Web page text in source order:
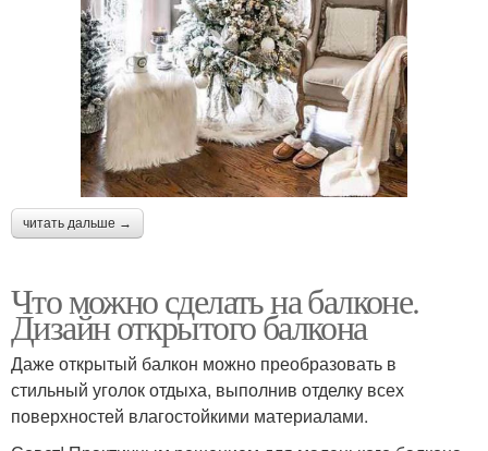
читать дальше →
Что можно сделать на балконе.
Дизайн открытого балкона
Даже открытый балкон можно преобразовать в
стильный уголок отдыха, выполнив отделку всех
поверхностей влагостойкими материалами.